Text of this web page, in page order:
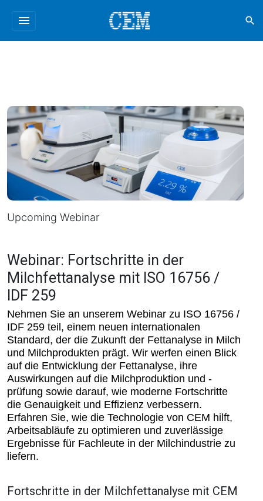
menu search
Upcoming Webinar
Webinar: Fortschritte in der
Milchfettanalyse mit ISO 16756 /
IDF 259
Nehmen Sie an unserem Webinar zu ISO 16756 /
IDF 259 teil, einem neuen internationalen
Standard, der die Zukunft der Fettanalyse in Milch
und Milchprodukten prägt. Wir werfen einen Blick
auf die Entwicklung der Fettanalyse, ihre
Auswirkungen auf die Milchproduktion und -
prüfung sowie darauf, wie moderne Fortschritte
die Genauigkeit und Effizienz verbessern.
Erfahren Sie, wie die Technologie von CEM hilft,
Arbeitsabläufe zu optimieren und zuverlässige
Ergebnisse für Fachleute in der Milchindustrie zu
liefern.
Fortschritte in der Milchfettanalyse mit CEM